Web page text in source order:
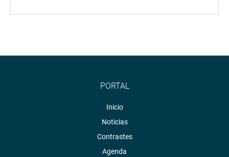
PORTAL
Inicio
Noticias
Contrastes
Agenda